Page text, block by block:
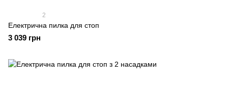
2
Електрична пилка для стоп
3 039 грн